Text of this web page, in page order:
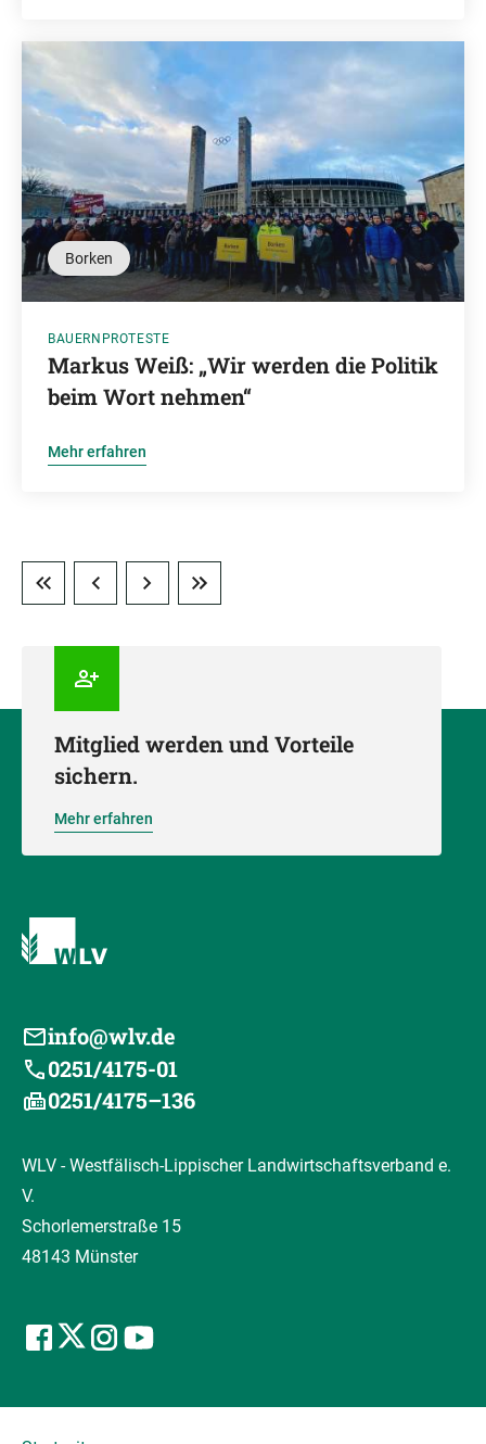
Borken
BAUERNPROTESTE
Markus Weiß: „Wir werden die Politik
beim Wort nehmen“
Mehr erfahren
Mitglied werden und Vorteile
sichern.
Mehr erfahren
info@wlv.de
0251/4175-01
0251/4175–136
WLV - Westfälisch-Lippischer Landwirtschaftsverband e.
V.
Schorlemerstraße 15
48143 Münster